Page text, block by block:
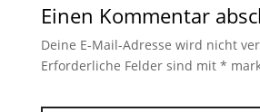
Einen Kommentar
Deine E-Mail-Adresse wird nicht
Erforderliche Felder sind mit *